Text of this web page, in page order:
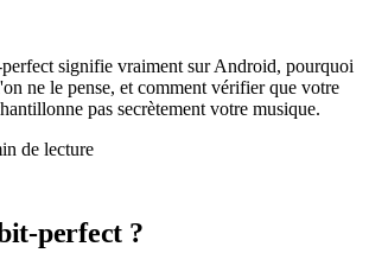
signifie vraiment sur Android, pourquoi
ne le pense, et comment vérifier que votre
pas secrètement votre musique.
de lecture
perfect ?